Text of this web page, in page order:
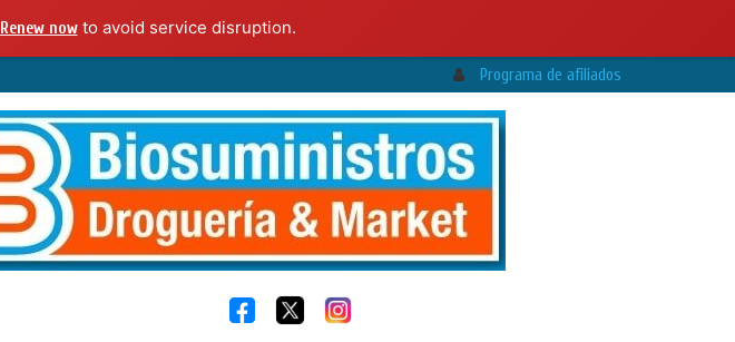
Renew nowto avoid service disruption.
Programa de afiliados